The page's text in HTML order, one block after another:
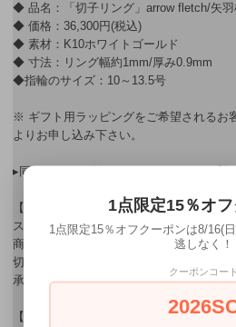
◆ 品名：「切子リング」arrow fletch/矢
◆ 価格：36,300円(税込)
◆ 素材：K10ホワイトゴールド
◆ 寸法：リング幅約1mm/厚み0.9mm
◆指輪のサイズ：10～13.5号
※ ギフト用ラッピングをご希望されるお
よりお申し込み下さい。
▸同シリーズの別デザインはこちら→
【商品在庫について】
スノウ広島・ヤマジ岡山 ジュエリーオン
商品は、店舗でも販売しているため、ネ
切れになる場合がございます。在庫管理
承くださいませ。
【リング(指輪)の納期について】
1点限定15％オ
1点限定15％オフクーポンは8/16(
逃しなく！
クーポンコー